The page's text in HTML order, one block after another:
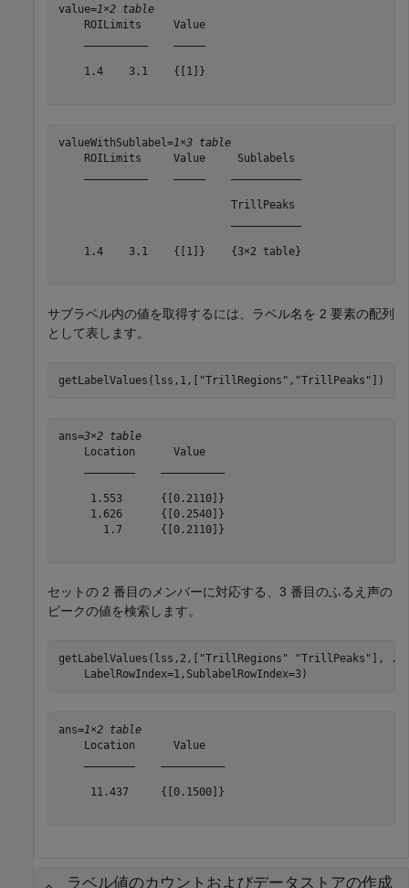
value=1×2 table
    ROILimits     Value
    1.4    3.1    {[1]}
valueWithSublabel=1×3 table
    ROILimits     Value     Sublabels
                           TrillPeaks
    1.4    3.1    {[1]}    {3×2 table}
サブラベル内の値を取得するには、ラベル名を 2 要素の配列
として表します。
getLabelValues(lss,1,[ "TrillRegions" , "TrillPeaks" ])
ans=3×2 table
    Location      Value
     1.553      {[0.2110]}
     1.626      {[0.2540]}
       1.7      {[0.2110]}
セットの 2 番目のメンバーに対応する、3 番目のふるえ声の
ピークの値を検索します。
getLabelValues(lss,2,[ "TrillRegions" "TrillPeaks" ],
...
    LabelRowIndex=1,SublabelRowIndex=3)
ans=1×2 table
    Location      Value
     11.437     {[0.1500]}
ラベル値のカウントおよびデータストアの作成